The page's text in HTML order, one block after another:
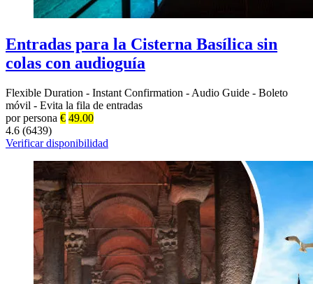
Entradas para la Cisterna Basílica sin
colas con audioguía
Flexible Duration - Instant Confirmation - Audio Guide - Boleto
móvil - Evita la fila de entradas
por persona € 49.00
4.6 (6439)
Verificar disponibilidad